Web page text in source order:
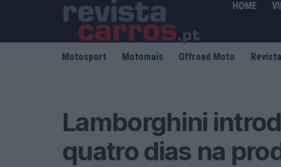
HOME
Motosport Motomais Offroad Moto
Lamborghini
quatro dias na